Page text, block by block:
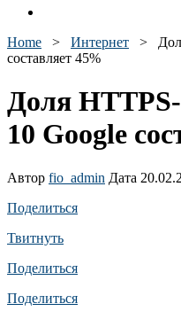
Home > Интернет >
составляет 45%
Доля
10 Google
Автор fio_admin Дата
Поделиться
Твитнуть
Поделиться
Поделиться